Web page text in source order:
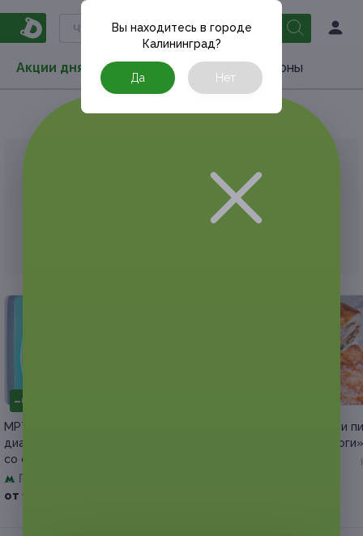
Акции дня Товары Туризм РестоКупоны
Вы находитесь в городе
Калининград?
Да Нет
К сожалению, выгодные акции быстро
Но у Frendi есть предложения, которые
–64%
МРТ в «Европейском
диагностическом центре»
со скидкой
Павелецкая
от 1 980 руб.
Осетинские пироги или
от пекарни «Жар пироги»